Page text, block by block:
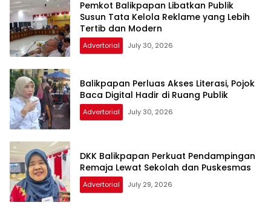
Pemkot Balikpapan Libatkan Publik
Susun Tata Kelola Reklame yang Lebih
Tertib dan Modern
Advertorial July 30, 2026
Balikpapan Perluas Akses Literasi, Pojok
Baca Digital Hadir di Ruang Publik
Advertorial July 30, 2026
DKK Balikpapan Perkuat Pendampingan
Remaja Lewat Sekolah dan Puskesmas
Advertorial July 29, 2026